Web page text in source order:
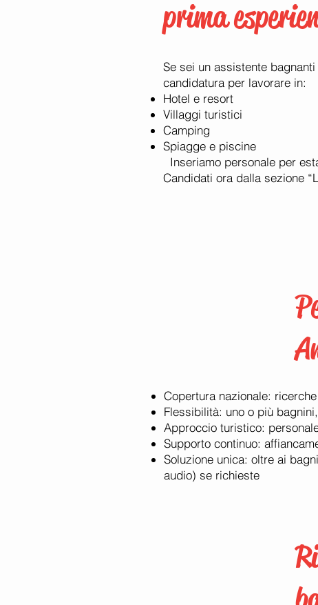
prima
Se sei un assistente
candidatura per lavorare in:
Hotel e resort
Villaggi turistici
Camping
Spiagge e piscine
Inseriamo personale per
Candidati ora dalla sezione
Copertura nazionale:
Flessibilità: uno o più
Approccio turistico:
Supporto continuo:
Soluzione unica: oltre ai
audio) se richieste